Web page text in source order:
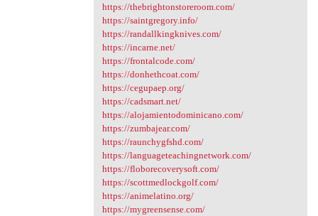
https://thebrightonstoreroom.com/
https://saintgregory.info/
https://randallkingknives.com/
https://incarne.net/
https://frontalcode.com/
https://donhethcoat.com/
https://cegupaep.org/
https://cadsmart.net/
https://alojamientodominicano.com/
https://zumbajear.com/
https://raunchygfshd.com/
https://languageteachingnetwork.com/
https://floborecoverysoft.com/
https://scottmedlockgolf.com/
https://animelatino.org/
https://mygreensense.com/